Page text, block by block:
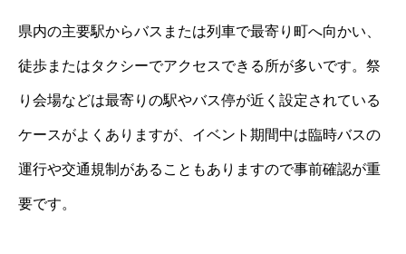
県内の主要駅からバスまたは列車で最寄り町へ向かい、
徒歩またはタクシーでアクセスできる所が多いです。祭
り会場などは最寄りの駅やバス停が近く設定されている
ケースがよくありますが、イベント期間中は臨時バスの
運行や交通規制があることもありますので事前確認が重
要です。